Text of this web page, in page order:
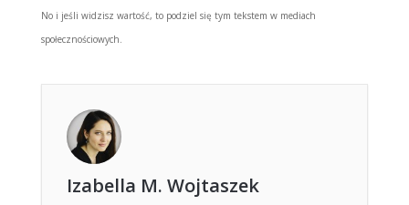
No i jeśli widzisz wartość, to podziel się tym tekstem w mediach
społecznościowych.
Izabella M. Wojtaszek